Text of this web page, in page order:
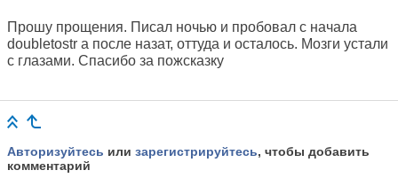
Прошу прощения. Писал ночью и пробовал с начала
doubletostr а после назат, оттуда и осталось. Мозги устали
с глазами. Спасибо за пожсказку
Авторизуйтесь или зарегистрируйтесь, чтобы добавить
комментарий